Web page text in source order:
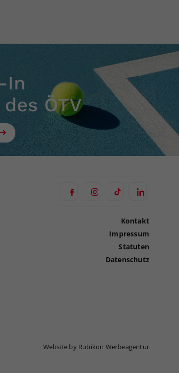
In
ÖTV
Kontakt
Impressum
Statuten
Datenschutz
Website by Rubikon Werbeagentur